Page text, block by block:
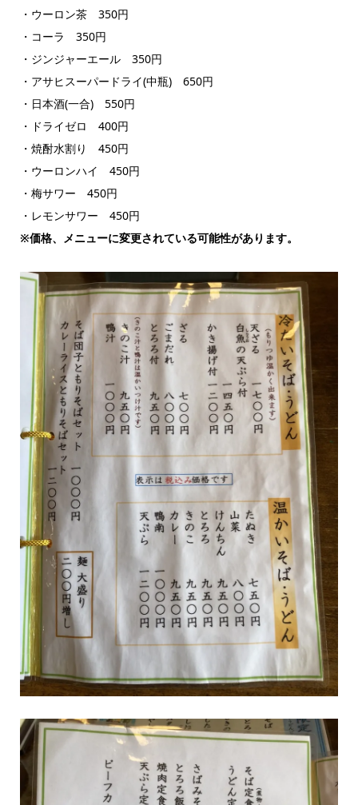
・ウーロン茶 350円
・コーラ 350円
・ジンジャーエール 350円
・アサヒスーパードライ(中瓶) 650円
・日本酒(一合) 550円
・ドライゼロ 400円
・焼酎水割り 450円
・ウーロンハイ 450円
・梅サワー 450円
・レモンサワー 450円
※価格、メニューに変更されている可能性があります。